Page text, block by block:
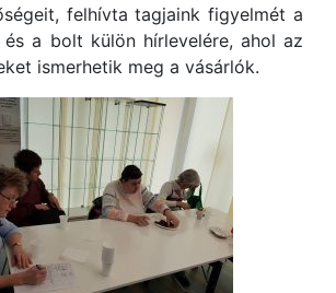
felhívta tagjaink figyelmét a
és a bolt külön hírlevelére, ahol az
ismerhetik meg a vásárlók.